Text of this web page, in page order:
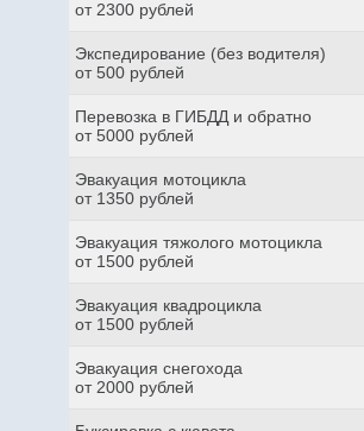
от 2300 рублей
Экспедирование (без водителя)
от 500 рублей
Перевозка в ГИБДД и обратно
от 5000 рублей
Эвакуация мотоцикла
от 1350 рублей
Эвакуация тяжолого мотоцикла
от 1500 рублей
Эвакуация квадроцикла
от 1500 рублей
Эвакуация снегохода
от 2000 рублей